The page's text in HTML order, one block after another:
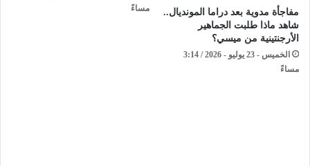
مفاجأة مدوية بعد دراما المونديال..
شاهد ماذا طلبت الجماهير
الأرجنتينية من ميسي؟
الخميس - 23 يوليو - 2026 / 3:14
مساءً
مساءً